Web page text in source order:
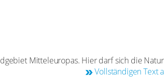
Mitteleuropas. Hier darf sich die
Nutzung mehr. Die Wälder wachsen somit
Vollständigen Text